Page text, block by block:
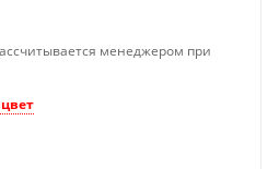
менеджером при